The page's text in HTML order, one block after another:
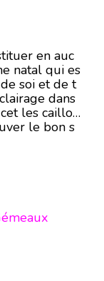
en auc
natal qui es
soi et de t
dans
les caillou
le bon s